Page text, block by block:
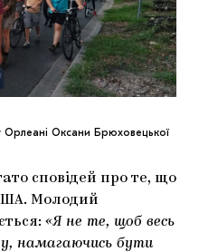
Оксани Брюховецької
сповідей про те, що
Молодий
«Я не те, щоб весь
намагаючись бути